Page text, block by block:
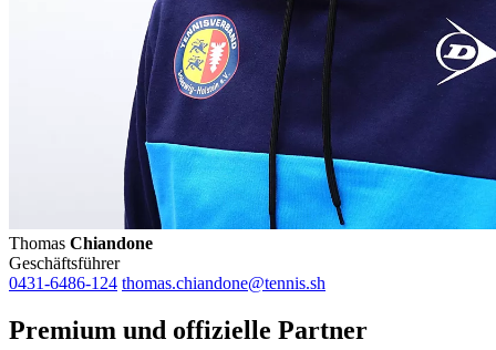
Thomas Chiandone
Geschäftsführer
0431-6486-124 thomas.chiandone@tennis.sh
Premium und offizielle Partner